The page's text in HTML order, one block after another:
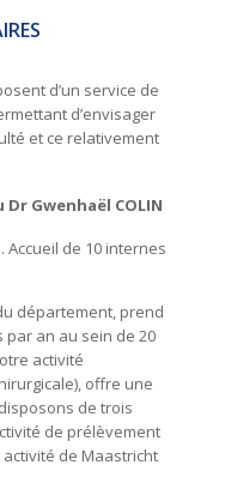
d’un service de
d’envisager
et ce relativement
Dr Gwenhaël COLIN
Accueil de 10 internes
département, prend
par an au sein de 20
activité
offre une
de trois
de prélèvement
de Maastricht